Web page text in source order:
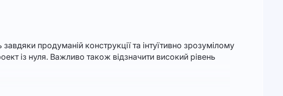
продуманій конструкції та інтуїтивно зрозумілому
із нуля. Важливо також відзначити високий рівень